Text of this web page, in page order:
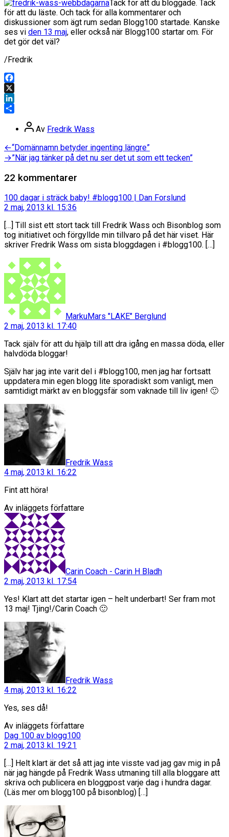
Tack för att du bloggade. Tack
för att du läste. Och tack för alla kommentarer och
diskussioner som ägt rum sedan Blogg100 startade. Kanske
ses vi den 13 maj, eller också när Blogg100 startar om. För
det gör det väl?
/Fredrik
Facebook
X
LinkedIn
Inläggsförfattare
Av Fredrik Wass
Inläggsnavigering
←Föregående
inlägg:
“Domännamn betyder ingenting längre”
→Nästa
”När jag tänker på det nu ser det ut som ett tecken”
22 kommentarer
100 dagar i sträck baby! #blogg100 | Dan Forslundsäger:
2 maj, 2013 kl. 15:36
[…] Till sist ett stort tack till Fredrik Wass och Bisonblog som
tog initiativet och förgyllde min tillvaro på det här viset. Här
skriver Fredrik Wass om sista bloggdagen i #blogg100. […]
MarkuMars "LAKE" Berglund
2 maj, 2013 kl. 17:40
Tack själv för att du hjälp till att dra igång en massa döda, eller
halvdöda bloggar!
Själv har jag inte varit del i #blogg100, men jag har fortsatt
uppdatera min egen blogg lite sporadiskt som vanligt, men
samtidigt märkt av en bloggsfär som vaknade till liv igen! 🙂
Fredrik Wass
4 maj, 2013 kl. 16:22
Fint att höra!
Av inläggets författare
Carin Coach - Carin H Bladh
2 maj, 2013 kl. 17:54
Yes! Klart att det startar igen – helt underbart! Ser fram mot
13 maj! Tjing!/Carin Coach 🙂
Fredrik Wass
4 maj, 2013 kl. 16:22
Yes, ses då!
Av inläggets författare
Dag 100 av blogg100säger:
2 maj, 2013 kl. 19:21
[…] Helt klart är det så att jag inte visste vad jag gav mig in på
när jag hängde på Fredrik Wass utmaning till alla bloggare att
skriva och publicera en bloggpost varje dag i hundra dagar.
(Läs mer om blogg100 på bisonblog) […]